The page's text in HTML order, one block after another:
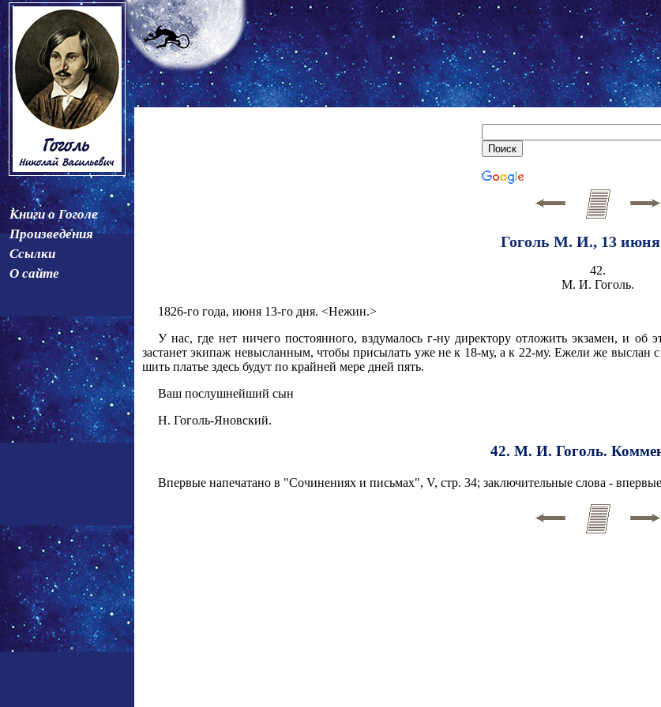
Книги о Гоголе
Произведения
Ссылки
О сайте
Гоголь М. И., 13 июня
42.
М. И. Гоголь.
1826-го года, июня 13-го дня. <Нежин.>
У нас, где нет ничего постоянного, вздумалось г-ну директору отложить экзамен, и
застанет экипаж невысланным, чтобы присылать уже не к 18-му, а к 22-му. Ежели же выслан
шить платье здесь будут по крайней мере дней пять.
Ваш послушнейший сын
Н. Гоголь-Яновский.
42. М. И. Гоголь.
Впервые напечатано в "Сочинениях и письмах", V, стр. 34; заключительные слова -